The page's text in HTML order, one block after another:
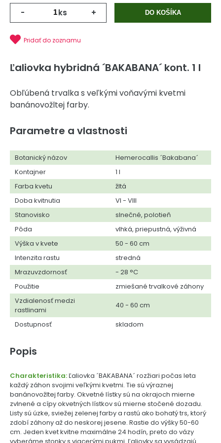
- ks + DO KOŠÍKA
Pridať do zoznamu
Ľaliovka hybridná ´BAKABANA´ kont. 1 l
Obľúbená trvalka s veľkými voňavými kvetmi
banánovožltej farby.
Parametre a vlastnosti
Botanický názov
Hemerocallis ´Bakabana´
Kontajner
1 l
Farba kvetu
žltá
Doba kvitnutia
VI - VIII
Stanovisko
slnečné, polotieň
Pôda
vlhká, priepustná, výživná
Výška v kvete
50 - 60 cm
Intenzita rastu
stredná
Mrazuvzdornosť
- 28 °C
Použitie
zmiešané trvalkové záhony
Vzdialenosť medzi
rastlinami
40 - 60 cm
Dostupnosť skladom
Popis
Charakteristika: Ľaliovka ´BAKABANA´ rozžiari počas leta
každý záhon svojimi veľkými kvetmi. Tie sú výraznej
banánovožltej farby. Okvetné lístky sú na okrajoch mierne
zvlnené a cípy okvetných lístkov sú mierne stočené dozadu.
Listy sú úzke, sviežej zelenej farby a rastú ako bohatý trs, ktorý
zdobí záhony až do neskorej jesene. Rastie do výšky 50-60
cm. Jeden kvet kvitne maximálne 24 hodín, preto do vázy
vyberáme stonky s viacerými pukmi. Ľaliovky sa vysádzajú